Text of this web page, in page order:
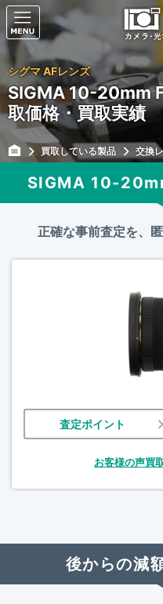
シグマ AFレンズ
SIGMA 10-20mm
取価格・買取実績
買取している製品 交換
SIGMA 10-
正確な事前査定を、
査定ポイント
お客様の声買
後からの減